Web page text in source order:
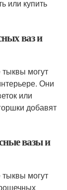
или купить
ваз и
могут
Они
или
добавят
вазы и
могут